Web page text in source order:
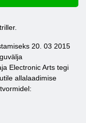
20. 03 2015
Electronic Arts tegi
allalaadimise